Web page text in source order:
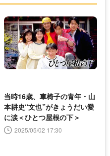
当時16歳、車椅子の青年・山
本耕史“文也”がきょうだい愛
に涙＜ひとつ屋根の下＞
2025/05/02 17:30